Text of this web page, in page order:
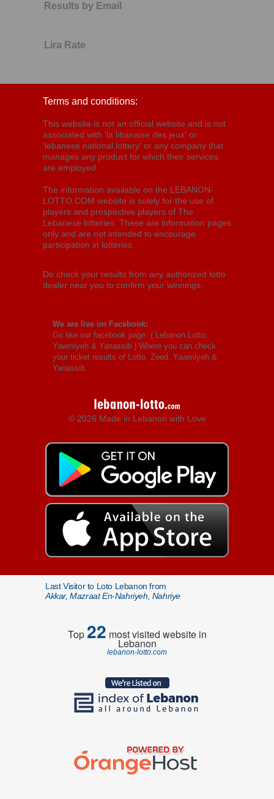
Results by Email
Lira Rate
Terms and conditions:
This website is not an official website and is not
associated with 'la libanaise des jeux' or
'lebanese national lottery' or any company that
manages any product for which their services
are employed.
The information available on the LEBANON-
LOTTO.COM website is solely for the use of
players and prospective players of The
Lebanese lotteries. These are information pages
only and are not intended to encourage
participation in lotteries.
Do check your results from any authorized lotto
dealer near you to confirm your winnings.
We are live on Facebook:
Go like our facebook page: ( Lebanon Lotto,
Yawmiyeh & Yanassib ) Where you can check
your ticket results of Lotto, Zeed, Yawmiyeh &
Yanassib.
© 2026 Made in Lebanon with Love
Last Visitor to Loto Lebanon from
Akkar, Mazraat En-Nahriyeh, Nahriye
Top22 most visited website in
Lebanon
lebanon-lotto.com